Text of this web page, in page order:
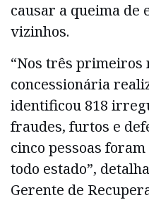
causar a queima de
vizinhos.
“Nos três primeiros
concessionária
identificou 818
fraudes, furtos e
cinco pessoas
todo estado”,
Gerente de